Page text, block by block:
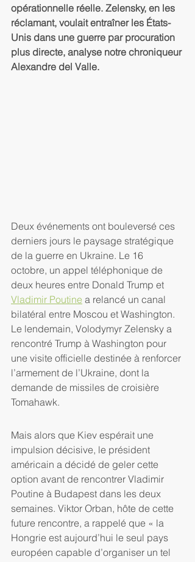
opérationnelle réelle. Zelensky, en les
réclamant, voulait entraîner les États-
Unis dans une guerre par procuration
plus directe, analyse notre chroniqueur
Alexandre del Valle.
Deux événements ont bouleversé ces
derniers jours le paysage stratégique
de la guerre en Ukraine. Le 16
octobre, un appel téléphonique de
deux heures entre Donald Trump et
Vladimir Poutine a relancé un canal
bilatéral entre Moscou et Washington.
Le lendemain, Volodymyr Zelensky a
rencontré Trump à Washington pour
une visite officielle destinée à renforcer
l’armement de l’Ukraine, dont la
demande de missiles de croisière
Tomahawk.
Mais alors que Kiev espérait une
impulsion décisive, le président
américain a décidé de geler cette
option avant de rencontrer Vladimir
Poutine à Budapest dans les deux
semaines. Viktor Orban, hôte de cette
future rencontre, a rappelé que « la
Hongrie est aujourd’hui le seul pays
européen capable d’organiser un tel